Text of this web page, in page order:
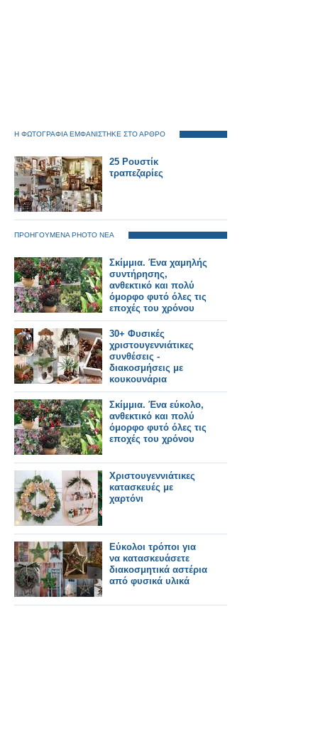
Η ΦΩΤΟΓΡΑΦΙΑ ΕΜΦΑΝΙΣΤΗΚΕ ΣΤΟ ΑΡΘΡΟ
25 Ρουστίκ
τραπεζαρίες
ΠΡΟΗΓΟΥΜΕΝΑ PHOTO ΝΕΑ
Σκίμμια. Ένα χαμηλής
συντήρησης,
ανθεκτικό και πολύ
όμορφο φυτό όλες τις
εποχές του χρόνου
30+ Φυσικές
χριστουγεννιάτικες
συνθέσεις -
διακοσμήσεις με
κουκουνάρια
Σκίμμια. Ένα εύκολο,
ανθεκτικό και πολύ
όμορφο φυτό όλες τις
εποχές του χρόνου
Χριστουγεννιάτικες
κατασκευές με
χαρτόνι
Εύκολοι τρόποι για
να κατασκευάσετε
διακοσμητικά αστέρια
από φυσικά υλικά